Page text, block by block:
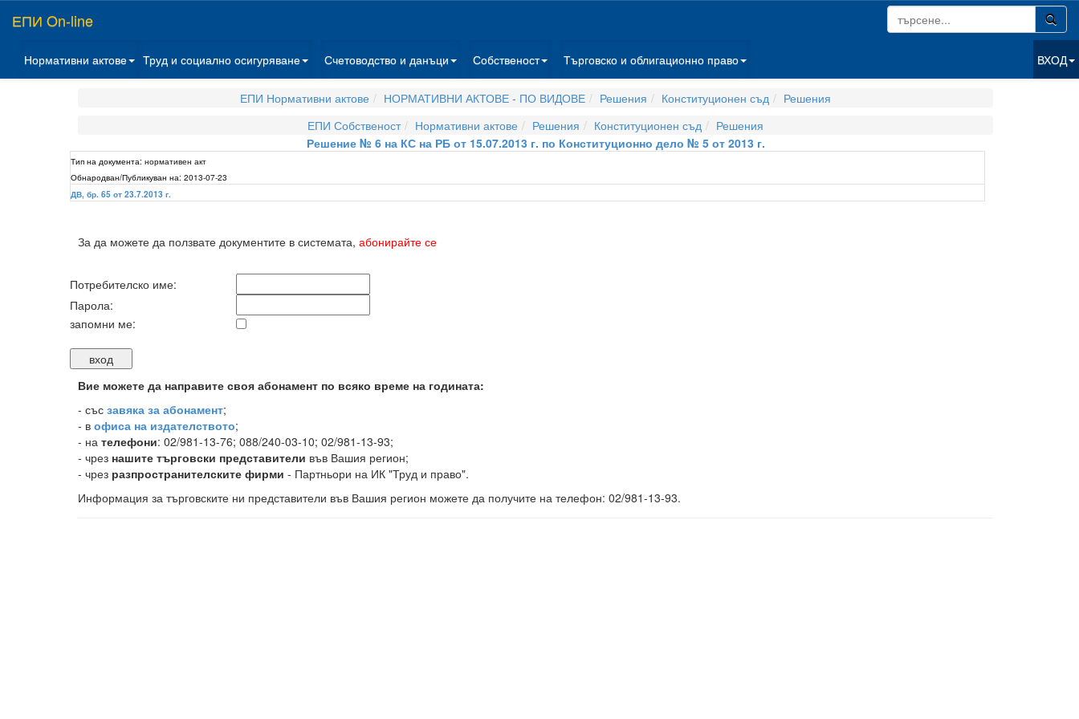
ЕПИ On-line
Нормативни актове Труд и социално осигуряване Счетоводство и данъци Собственост Търговско и облигационно право ВХОД
ЕПИ Нормативни актове НОРМАТИВНИ АКТОВЕ - ПО ВИДОВЕ Решения Конституционен съд
Решения
ЕПИ Собственост
Нормативни актове Решения Конституционен съд
Решения
Решение № 6 на КС на РБ от 15.07.2013 г. по Конституционно дело № 5 от 2013 г.
Тип на документа: нормативен акт
Обнародван/Публикуван на: 2013-07-23
ДВ, бр. 65 от 23.7.2013 г.
За да можете да ползвате документите в системата, абонирайте се
Потребителско име:
Парола:
запомни ме:
Вие можете да направите своя абонамент по всяко време на годината:
- със завяка за абонамент;
- в офиса на издателството;
- на телефони: 02/981-13-76; 088/240-03-10; 02/981-13-93;
- чрез нашите търговски представители във Вашия регион;
- чрез разпространителските фирми - Партньори на ИК "Труд и право".
Информация за търговските ни представители във Вашия регион можете да получите на телефон: 02/981-13-93.